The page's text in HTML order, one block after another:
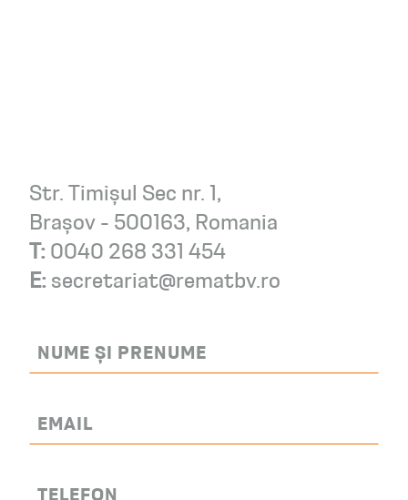
Str. Timișul Sec nr. 1,
Brașov - 500163, Romania
T:0040 268 331 454
E:secretariat@rematbv.ro